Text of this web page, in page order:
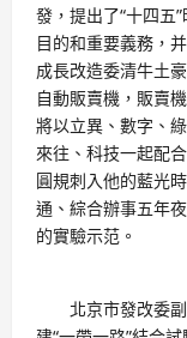
發，提出了“十四五
目的和重要義務，
成長改造委清牛土
自動販賣機，販賣
將以立異、數字、
來往、科技一起配
圓規刺入他的藍光
通、綜合辦事五年
的實驗示范。
北京市發改委副